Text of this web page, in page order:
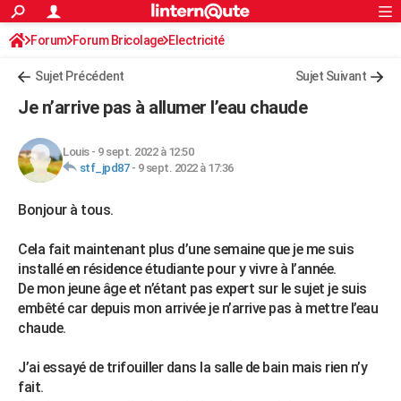
ACTUALITÉS
Politique
Société
Faits Divers
Education
Monde
Villes
+
Retraite
Impôts
Epargne
Immobilier
Risques naturels par ville
Banque
Assurance
Crédit
AUTO
HIGH-TECH
Forum
Aménagement intérieur
Extérieur
Cuisine
Salle de bains
Jardinage
Rangement
WEEK-END
Guides de France
Escapades
Patrimoine
Expositions
Musées
Week-end nature
+LIFESTYLE
Alimentation
Guide de la santé
Maladies
Médicaments
Sommeil
VOYAGE
S'inscrire
Connexion
Forum Forum Bricolage Electricité
Sujet Précédent Sujet Suivant
Je n’arrive pas à allumer l’eau chaude
Louis- 9 sept. 2022 à 12:50
stf_jpd87- 9 sept. 2022 à 17:36
Bonjour à tous.
Cela fait maintenant plus d’une semaine que je me suis
installé en résidence étudiante pour y vivre à l’année.
De mon jeune âge et n’étant pas expert sur le sujet je suis
embêté car depuis mon arrivée je n’arrive pas à mettre l’eau
chaude.
J’ai essayé de trifouiller dans la salle de bain mais rien n’y
fait.